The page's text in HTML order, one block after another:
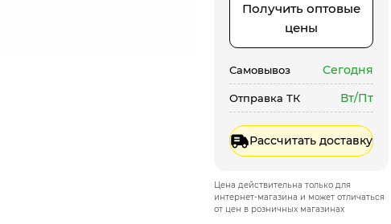
Получить оптовые
цены
Самовывоз Сегодня
Отправка ТК Вт/Пт
Рассчитать доставку
Цена действительна только для
интернет-магазина и может отличаться
от цен в розничных магазинах